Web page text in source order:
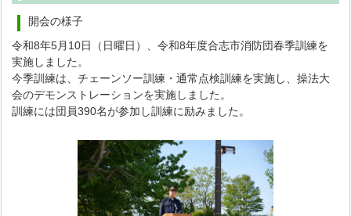
開会の様子
令和8年5月10日（日曜日）、令和8年度合志市消防団春季訓練を
実施しました。
今季訓練は、チェーンソー訓練・通常点検訓練を実施し、操法大
会のデモンストレーションを実施しました。
訓練には団員390名が参加し訓練に励みました。